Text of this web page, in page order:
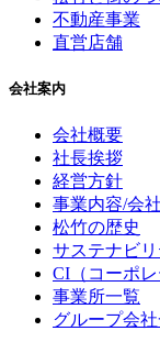
不動産事業
直営店舗
会社案内
会社概要
社長挨拶
経営方針
事業内容/会
松竹の歴史
サステナビリ
CI（コーポレ
事業所一覧
グループ会